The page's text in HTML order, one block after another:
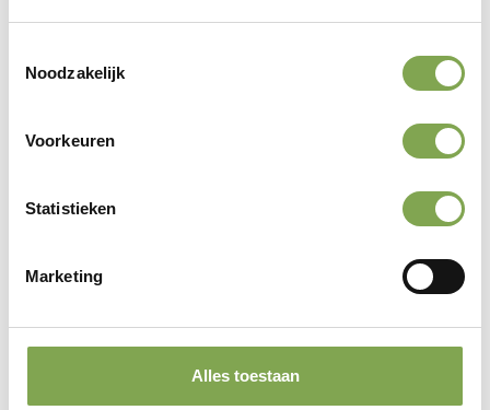
Noodzakelijk
Voorkeuren
Statistieken
Marketing
Alles toestaan
Waarom kiezen voor
Keukendeurenconcurrent?